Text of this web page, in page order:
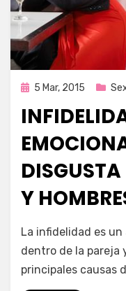
Publicada
5 Mar, 2015
Y
porEnrique
La infidelidad es
dentro de la pareja
principales causas